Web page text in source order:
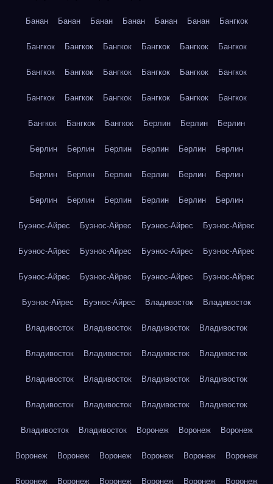
Банан Банан Банан Банан Банан Банан Бангкок
Бангкок Бангкок Бангкок Бангкок Бангкок Бангкок
Бангкок Бангкок Бангкок Бангкок Бангкок Бангкок
Бангкок Бангкок Бангкок Бангкок Бангкок Бангкок
Бангкок Бангкок Бангкок Берлин Берлин Берлин
Берлин Берлин Берлин Берлин Берлин Берлин
Берлин Берлин Берлин Берлин Берлин Берлин
Берлин Берлин Берлин Берлин Берлин Берлин
Буэнос-Айрес Буэнос-Айрес Буэнос-Айрес Буэнос-Айрес
Буэнос-Айрес Буэнос-Айрес Буэнос-Айрес Буэнос-Айрес
Буэнос-Айрес Буэнос-Айрес Буэнос-Айрес Буэнос-Айрес
Буэнос-Айрес Буэнос-Айрес Владивосток Владивосток
Владивосток Владивосток Владивосток Владивосток
Владивосток Владивосток Владивосток Владивосток
Владивосток Владивосток Владивосток Владивосток
Владивосток Владивосток Владивосток Владивосток
Владивосток Владивосток Воронеж Воронеж Воронеж
Воронеж Воронеж Воронеж Воронеж Воронеж Воронеж
Воронеж Воронеж Воронеж Воронеж Воронеж Воронеж